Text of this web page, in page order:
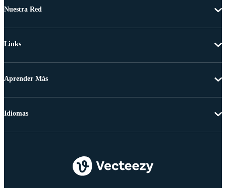
Nuestra Red
Links
Aprender Más
Idiomas